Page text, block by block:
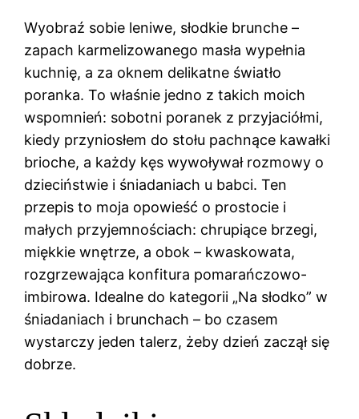
Wyobraź sobie leniwe, słodkie brunche –
zapach karmelizowanego masła wypełnia
kuchnię, a za oknem delikatne światło
poranka. To właśnie jedno z takich moich
wspomnień: sobotni poranek z przyjaciółmi,
kiedy przyniosłem do stołu pachnące kawałki
brioche, a każdy kęs wywoływał rozmowy o
dzieciństwie i śniadaniach u babci. Ten
przepis to moja opowieść o prostocie i
małych przyjemnościach: chrupiące brzegi,
miękkie wnętrze, a obok – kwaskowata,
rozgrzewająca konfitura pomarańczowo-
imbirowa. Idealne do kategorii „Na słodko” w
śniadaniach i brunchach – bo czasem
wystarczy jeden talerz, żeby dzień zaczął się
dobrze.